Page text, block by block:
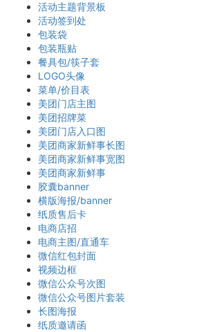
活动主题背景板
活动签到处
包装袋
包装瓶贴
餐具包/筷子套
LOGO头像
菜单/价目表
美团门店主图
美团招牌菜
美团门店入口图
美团商家新鲜事长图
美团商家新鲜事宽图
美团商家新鲜事
胶囊banner
横版海报/banner
纸质售后卡
电商店招
电商主图/直通车
微信红包封面
视频边框
微信公众号次图
微信公众号图片套装
长图海报
纸质邀请函